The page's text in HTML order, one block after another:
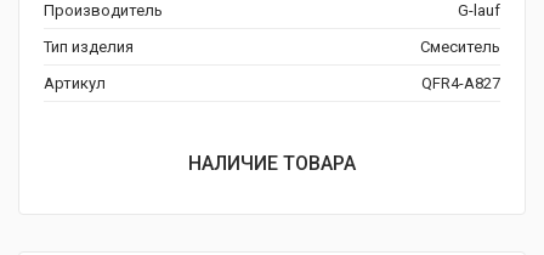
Производитель
G-lauf
Тип изделия
Смеситель
Артикул
QFR4-A827
НАЛИЧИЕ ТОВАРА